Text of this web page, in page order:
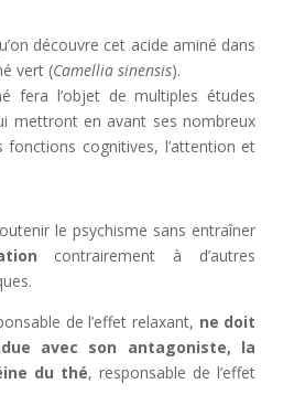
découvre cet acide aminé dans
vert (Camellia sinensis).
fera l’objet de multiples études
mettront en avant ses nombreux
fonctions cognitives, l’attention et
le psychisme sans entraîner
contrairement à d’autres
de l’effet relaxant, ne doit
avec son antagoniste, la
du thé, responsable de l’effet